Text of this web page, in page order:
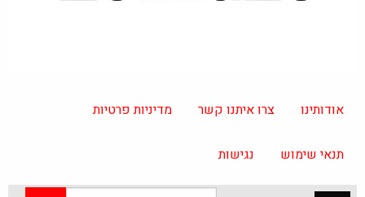
אודותינו צרו איתנו קשר מדיניות פרטיות
תנאי שימוש נגישות